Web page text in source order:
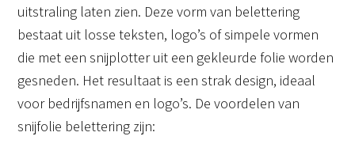
uitstraling laten zien. Deze vorm van belettering
bestaat uit losse teksten, logo’s of simpele vormen
die met een snijplotter uit een gekleurde folie worden
gesneden. Het resultaat is een strak design, ideaal
voor bedrijfsnamen en logo’s. De voordelen van
snijfolie belettering zijn: